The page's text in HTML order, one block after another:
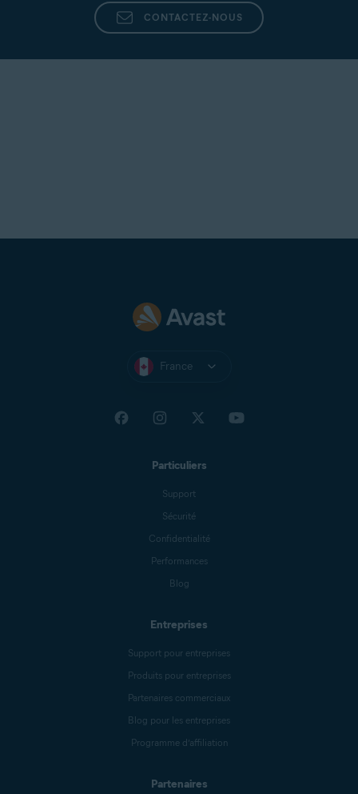
CONTACTEZ-NOUS
France
Particuliers
Support
Sécurité
Confidentialité
Performances
Blog
Entreprises
Support pour entreprises
Produits pour entreprises
Partenaires commerciaux
Blog pour les entreprises
Programme d’affiliation
Partenaires